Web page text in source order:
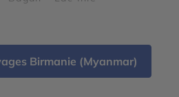
Birmanie (Myanmar)